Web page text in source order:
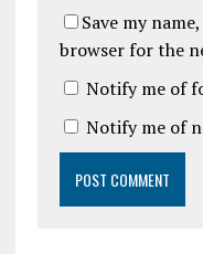
Save my
browser for the
Notify me of
Notify me of